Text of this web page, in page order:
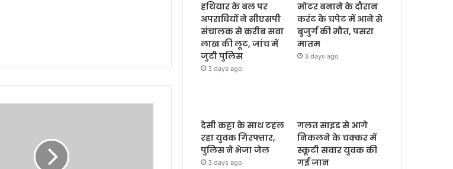
हथियार के बल पर
अपराधियों ने सीएसपी
संचालक से करीब सवा
लाख की लूट, जांच में
जुटी पुलिस
3 days ago
मोटर बनाने के दौरान
करंट के चपेट में आने से
बुजुर्ग की मौत, पसरा
मातम
3 days ago
देसी कट्टा के साथ टहल
रहा युवक गिरफ्तार,
पुलिस ने भेजा जेल
3 days ago
गलत साइड से आगे
निकलने के चक्कर में
स्कूटी सवार युवक की
गई जान